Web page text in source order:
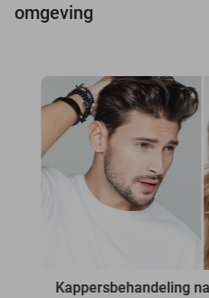
omgeving
Kappersbehandeling